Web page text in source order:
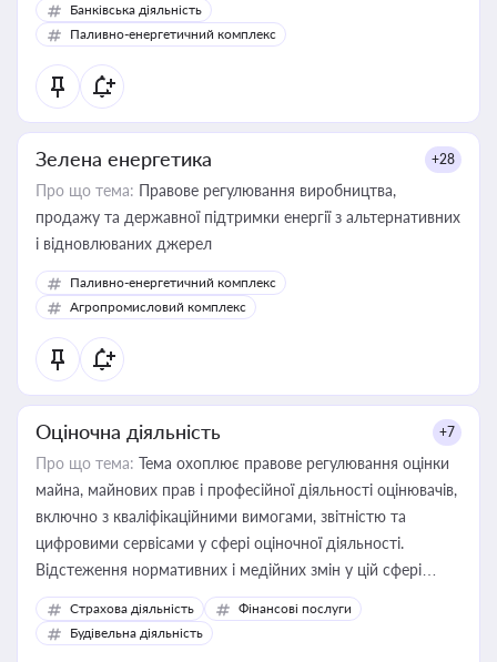
Банківська діяльність
Паливно-енергетичний комплекс
Зелена енергетика +28
Про що тема: Правове регулювання виробництва,
продажу та державної підтримки енергії з альтернативних
і відновлюваних джерел
Паливно-енергетичний комплекс
Агропромисловий комплекс
Оціночна діяльність +7
Про що тема: Тема охоплює правове регулювання оцінки
майна, майнових прав і професійної діяльності оцінювачів,
включно з кваліфікаційними вимогами, звітністю та
цифровими сервісами у сфері оціночної діяльності.
Відстеження нормативних і медійних змін у цій сфері
корисне для власника бізнесу, керівника, юриста або
бухгалтера під час оподаткування, приватизації, оренди
державного майна, корпоративних угод і перевірки
Страхова діяльність
Фінансові послуги
Будівельна діяльність